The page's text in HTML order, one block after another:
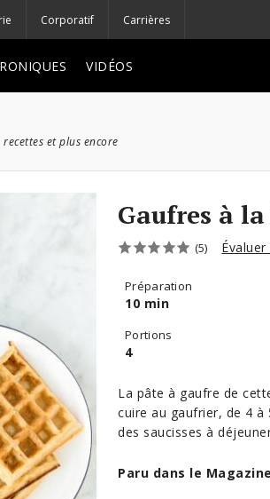
Corporatif Carrières
VIDÉOS
et plus encore
Gaufres à
(5)
Préparation
10 min
Portions
4
La pâte à gaufre de
cuire au gaufrier, de 4 à
des saucisses à
Paru dans le